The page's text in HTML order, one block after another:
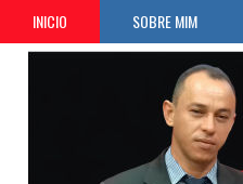
INICIO SOBRE MIM